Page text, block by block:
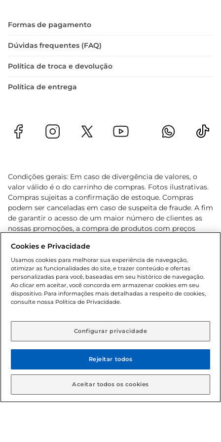
Formas de pagamento
Dúvidas frequentes (FAQ)
Política de troca e devolução
Política de entrega
Condições gerais: Em caso de divergência de valores, o
valor válido é o do carrinho de compras. Fotos ilustrativas.
Compras sujeitas a confirmação de estoque. Compras
podem ser canceladas em caso de suspeita de fraude. A fim
de garantir o acesso de um maior número de clientes as
nossas promoções, a compra de produtos com preços
cliente. Os preços, ofertas e condições são exclusivos para
o e-commerce e válidos durante o dia de hoje, podendo
sofrer alterações sem prévia notificação. Proibida a venda
de bebidas alcoólicas para menores de 18 anos, conforme
Lei n.º 8069/90, art. 81, inciso II (Estatuto da Criança e do
Adolescente). Preços e condições exclusivos para o
aviso prévio. O valor mínimo para as compras on-line é de
© 2026 Copyright. Todos os direitos
reservados Gbarbosa.
Cookies e Privacidade
Usamos cookies para melhorar sua experiência de navegação,
otimizar as funcionalidades do site, e trazer conteúdo e ofertas
personalizadas para você, baseadas em seu histórico de navegação.
Ao clicar em aceitar, você concorda em armazenar cookies em seu
dispositivo. Para informações mais detalhadas a respeito de cookies,
consulte nossa Política de Privacidade.
Configurar privacidade
Rejeitar todos
Aceitar todos os cookies